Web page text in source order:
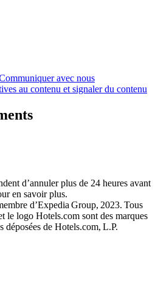
avec nous
au contenu et signaler du contenu
d’annuler plus de 24 heures avant
en savoir plus.
d’Expedia Group, 2023. Tous
le logo Hotels.com sont des marques
déposées de Hotels.com, L.P.